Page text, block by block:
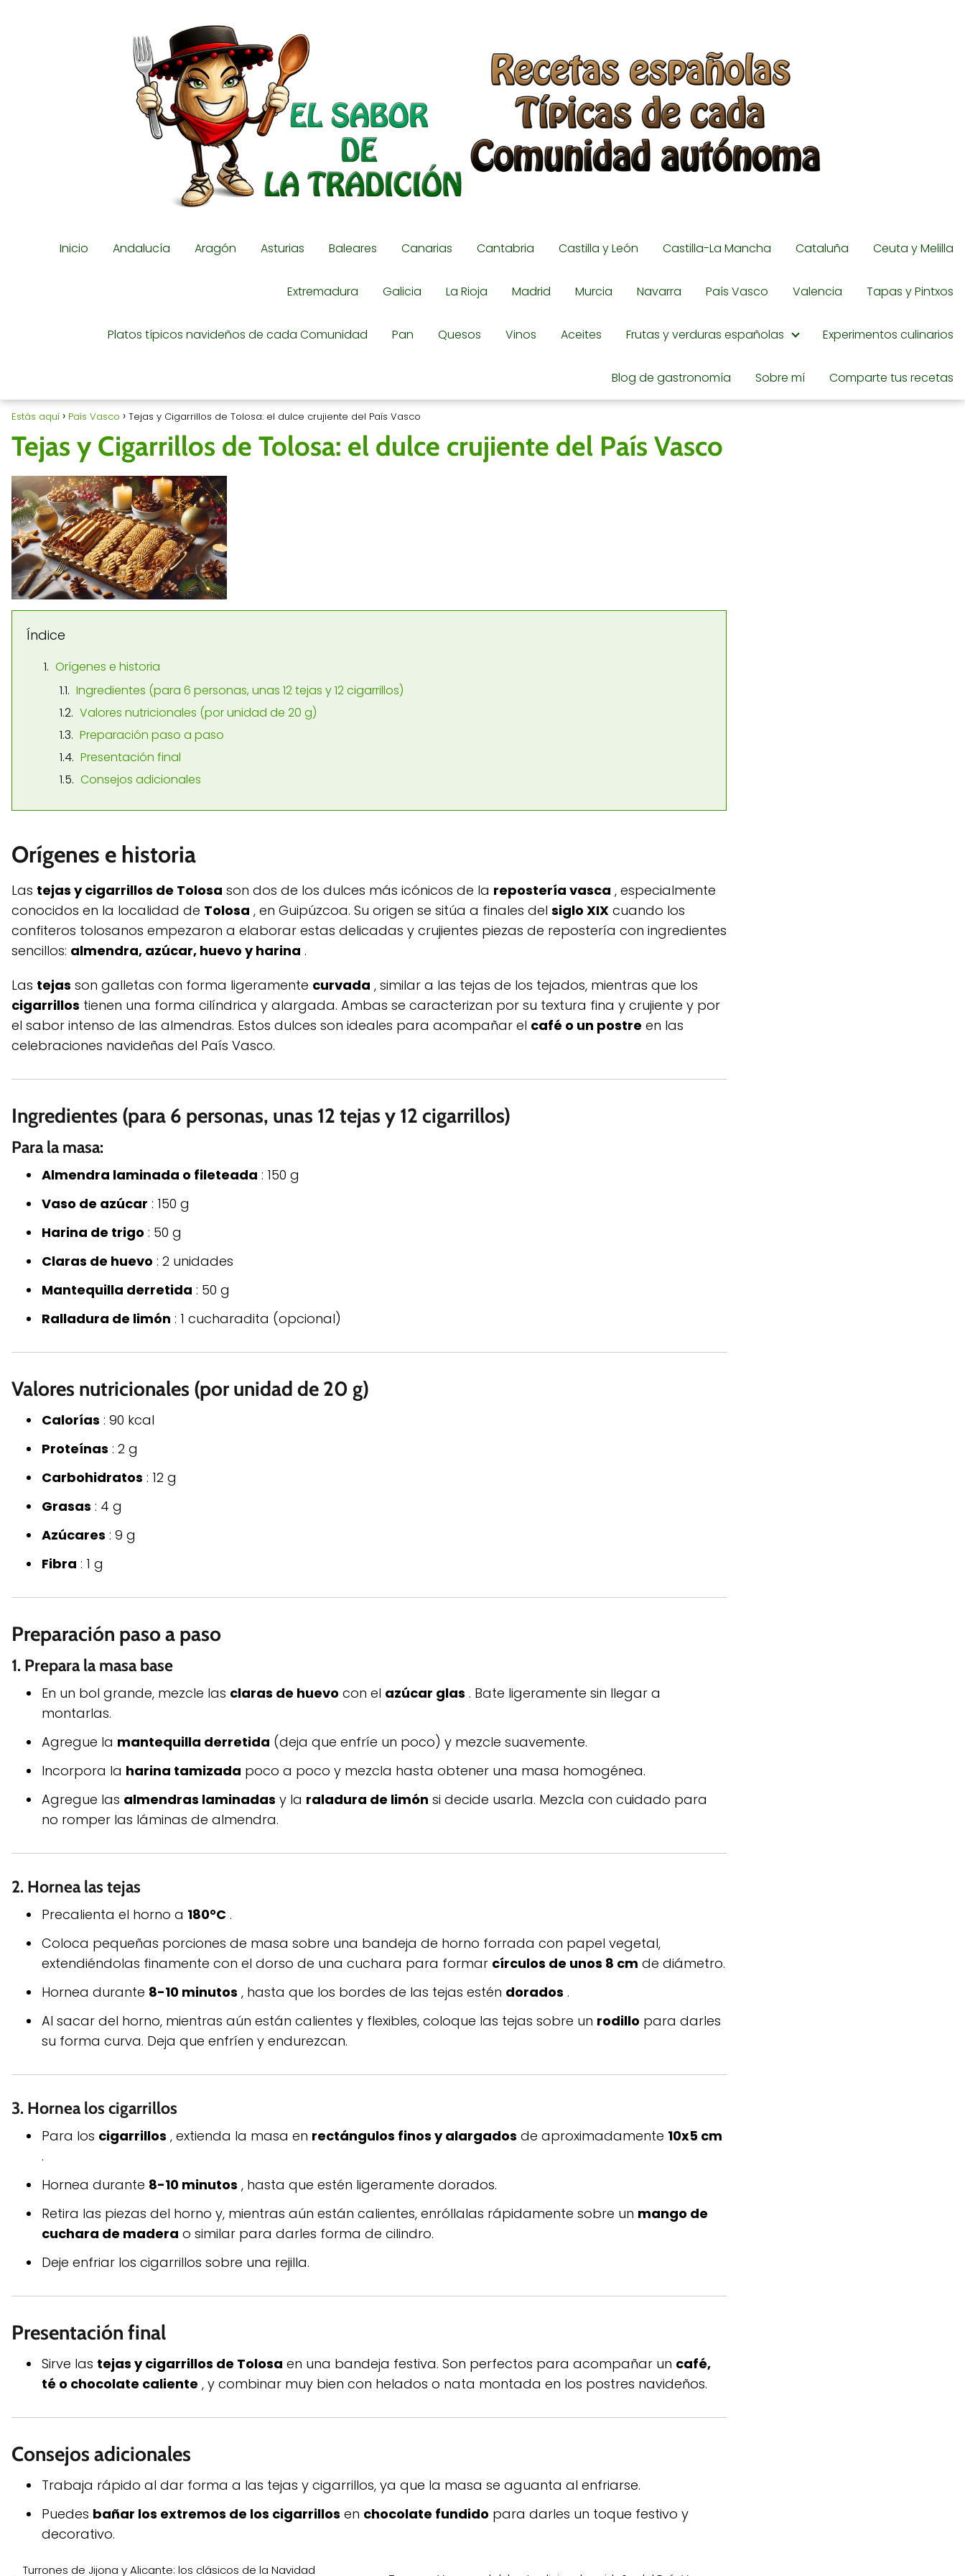
Inicio Andalucía Aragón Asturias Baleares Canarias Cantabria Castilla y León Castilla-La Mancha Cataluña Ceuta y Melilla
Extremadura Galicia La Rioja Madrid Murcia Navarra País Vasco Valencia Tapas y Pintxos
Platos típicos navideños de cada Comunidad Pan Quesos Vinos Aceites Frutas y verduras españolas Experimentos culinarios
Blog de gastronomía Sobre mí Comparte tus recetas
Estás aquí País Vasco Tejas y Cigarrillos de Tolosa: el dulce crujiente del País Vasco
Tejas y Cigarrillos de Tolosa: el dulce crujiente del País Vasco
Índice
Orígenes e historia
Ingredientes (para 6 personas, unas 12 tejas y 12 cigarrillos)
Valores nutricionales (por unidad de 20 g)
Preparación paso a paso
Presentación final
Consejos adicionales
Orígenes e historia
Las tejas y cigarrillos de Tolosa son dos de los dulces más icónicos de la repostería vasca , especialmente
conocidos en la localidad de Tolosa , en Guipúzcoa. Su origen se sitúa a finales del siglo XIX cuando los
confiteros tolosanos empezaron a elaborar estas delicadas y crujientes piezas de repostería con ingredientes
sencillos: almendra, azúcar, huevo y harina .
Las tejas son galletas con forma ligeramente curvada , similar a las tejas de los tejados, mientras que los
cigarrillos tienen una forma cilíndrica y alargada. Ambas se caracterizan por su textura fina y crujiente y por
el sabor intenso de las almendras. Estos dulces son ideales para acompañar el café o un postre en las
celebraciones navideñas del País Vasco.
Ingredientes (para 6 personas, unas 12 tejas y 12 cigarrillos)
Para la masa:
Almendra laminada o fileteada : 150 g
Vaso de azúcar : 150 g
Harina de trigo : 50 g
Claras de huevo : 2 unidades
Mantequilla derretida : 50 g
Ralladura de limón : 1 cucharadita (opcional)
Valores nutricionales (por unidad de 20 g)
Calorías : 90 kcal
Proteínas : 2 g
Carbohidratos : 12 g
Grasas : 4 g
Azúcares : 9 g
Fibra : 1 g
Preparación paso a paso
1. Prepara la masa base
En un bol grande, mezcle las claras de huevo con el azúcar glas . Bate ligeramente sin llegar a
montarlas.
Agregue la mantequilla derretida (deja que enfríe un poco) y mezcle suavemente.
Incorpora la harina tamizada poco a poco y mezcla hasta obtener una masa homogénea.
Agregue las almendras laminadas y la raladura de limón si decide usarla. Mezcla con cuidado para
no romper las láminas de almendra.
2. Hornea las tejas
Precalienta el horno a 180°C .
Coloca pequeñas porciones de masa sobre una bandeja de horno forrada con papel vegetal,
extendiéndolas finamente con el dorso de una cuchara para formar círculos de unos 8 cm de diámetro.
Hornea durante 8-10 minutos , hasta que los bordes de las tejas estén dorados .
Al sacar del horno, mientras aún están calientes y flexibles, coloque las tejas sobre un rodillo para darles
su forma curva. Deja que enfríen y endurezcan.
3. Hornea los cigarrillos
Para los cigarrillos , extienda la masa en rectángulos finos y alargados de aproximadamente 10x5 cm
.
Hornea durante 8-10 minutos , hasta que estén ligeramente dorados.
Retira las piezas del horno y, mientras aún están calientes, enróllalas rápidamente sobre un mango de
cuchara de madera o similar para darles forma de cilindro.
Deje enfriar los cigarrillos sobre una rejilla.
Presentación final
Sirve las tejas y cigarrillos de Tolosa en una bandeja festiva. Son perfectos para acompañar un café,
té o chocolate caliente , y combinar muy bien con helados o nata montada en los postres navideños.
Consejos adicionales
Trabaja rápido al dar forma a las tejas y cigarrillos, ya que la masa se aguanta al enfriarse.
Puedes bañar los extremos de los cigarrillos en chocolate fundido para darles un toque festivo y
decorativo.
Turrones de Jijona y Alicante: los clásicos de la Navidad